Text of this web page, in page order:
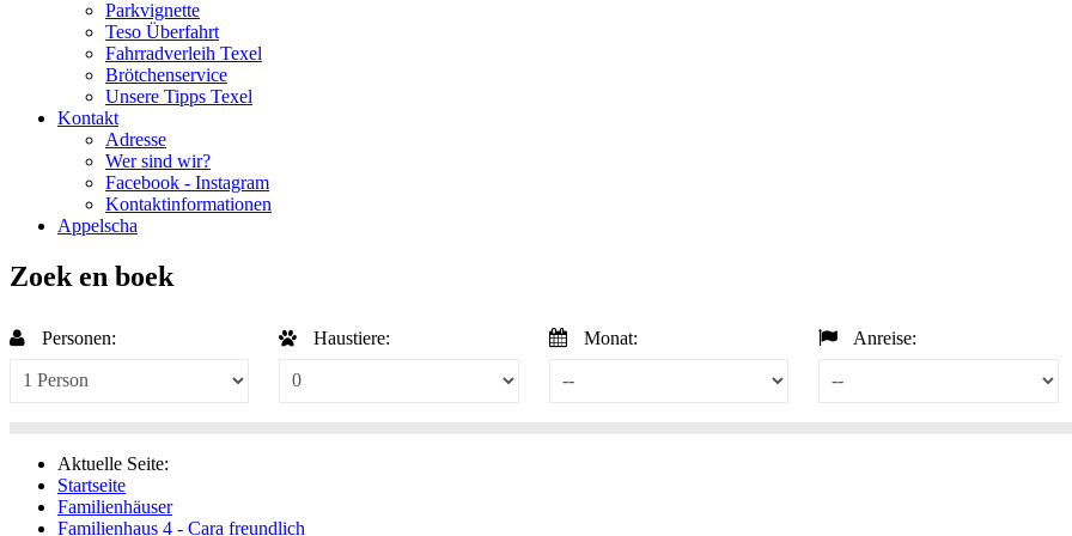
Parkvignette
Teso Überfahrt
Fahrradverleih Texel
Brötchenservice
Unsere Tipps Texel
Kontakt
Adresse
Wer sind wir?
Facebook - Instagram
Kontaktinformationen
Appelscha
Zoek en boek
Personen: Haustiere: Monat: Anreise:
Aktuelle Seite:
Startseite
Familienhäuser
Familienhaus 4 - Cara freundlich